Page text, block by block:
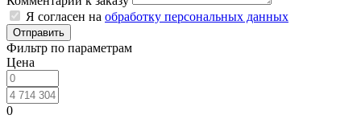
Я согласен на обработку персональных данных
Отправить
Фильтр по параметрам
Цена
0